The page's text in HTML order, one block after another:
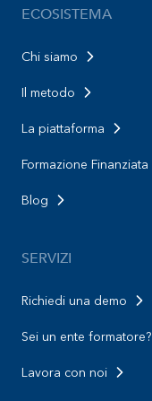
ECOSISTEMA
Chi siamo
Il metodo
La piattaforma
Formazione Finanziata
Blog
SERVIZI
Richiedi una demo
Sei un ente formatore?
Lavora con noi